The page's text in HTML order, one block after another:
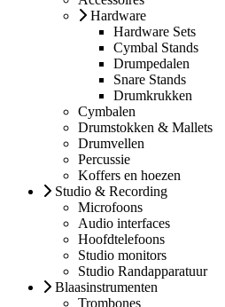
Hardware
Hardware Sets
Cymbal Stands
Drumpedalen
Snare Stands
Drumkrukken
Cymbalen
Drumstokken & Mallets
Drumvellen
Percussie
Koffers en hoezen
Studio & Recording
Microfoons
Audio interfaces
Hoofdtelefoons
Studio monitors
Studio Randapparatuur
Blaasinstrumenten
Trombones